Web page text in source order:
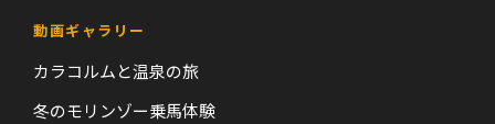
動画ギャラリー
カラコルムと温泉の旅
冬のモリンゾー乗馬体験